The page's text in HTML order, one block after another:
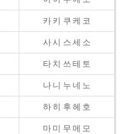
카 키 쿠 케 코
사 시 스 세 소
타 치 쓰 테 토
나 니 누 네 노
하 히 후 헤 호
마 미 무 메 모